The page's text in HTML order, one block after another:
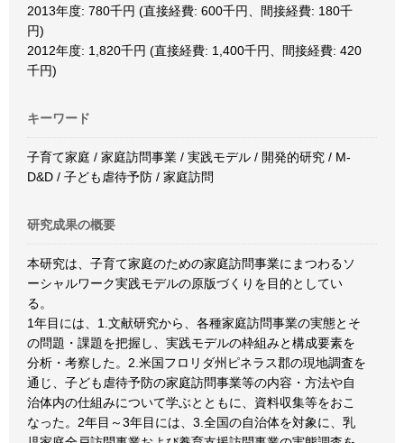
2013年度: 780千円 (直接経費: 600千円、間接経費: 180千
円)
2012年度: 1,820千円 (直接経費: 1,400千円、間接経費: 420
千円)
キーワード
子育て家庭 / 家庭訪問事業 / 実践モデル / 開発的研究 / M-
D&D / 子ども虐待予防 / 家庭訪問
研究成果の概要
本研究は、子育て家庭のための家庭訪問事業にまつわるソ
ーシャルワーク実践モデルの原版づくりを目的としてい
る。
1年目には、1.文献研究から、各種家庭訪問事業の実態とそ
の問題・課題を把握し、実践モデルの枠組みと構成要素を
分析・考察した。2.米国フロリダ州ピネラス郡の現地調査を
通じ、子ども虐待予防の家庭訪問事業等の内容・方法や自
治体内の仕組みについて学ぶとともに、資料収集等をおこ
なった。2年目～3年目には、3.全国の自治体を対象に、乳